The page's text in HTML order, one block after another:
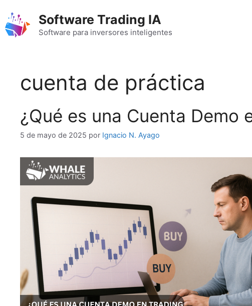
contenido
Software Trading IA
Software para inversores inteligentes
cuenta de práctica
¿Qué es una Cuenta Demo
5 de mayo de 2025 por Ignacio N. Ayago